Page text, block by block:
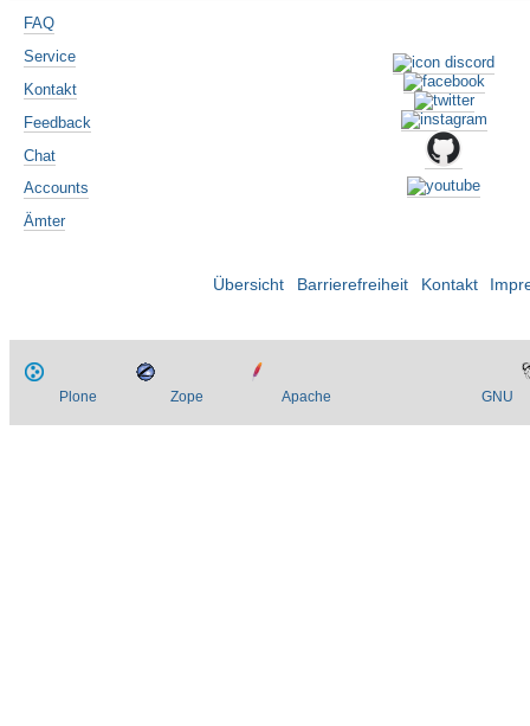
FAQ
Service
Kontakt
Feedback
Chat
Accounts
Ämter
Übersicht Barrierefreiheit Kontakt
Plone Zope Apache GNU